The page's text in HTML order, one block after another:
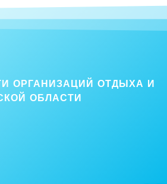
ОРГАНИЗАЦИЙ ОТДЫХА И
ОБЛАСТИ